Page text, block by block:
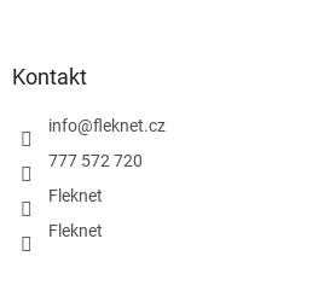
Kontakt
info@fleknet.cz
777 572 720
Fleknet
Fleknet